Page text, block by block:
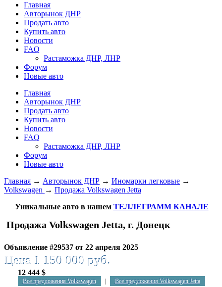
Главная
Авторынок ДНР
Продать авто
Купить авто
Новости
FAQ
Растаможка ДНР, ЛНР
Форум
Новые авто
Главная
Авторынок ДНР
Продать авто
Купить авто
Новости
FAQ
Растаможка ДНР, ЛНР
Форум
Новые авто
Главная → Авторынок ДНР → Иномарки легковые →
Volkswagen → Продажа Volkswagen Jetta
Уникальные авто в нашем ТЕЛЛЕГРАММ КАНАЛЕ
Продажа Volkswagen Jetta, г. Донецк
Объявление #29537 от 22 апреля 2025
Цена 1 150 000 руб.
12 444 $
Все предложения Volkswagen Все предложения Volkswagen Jetta